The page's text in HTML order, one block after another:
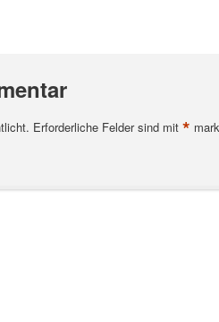
Erforderliche Felder sind mit *